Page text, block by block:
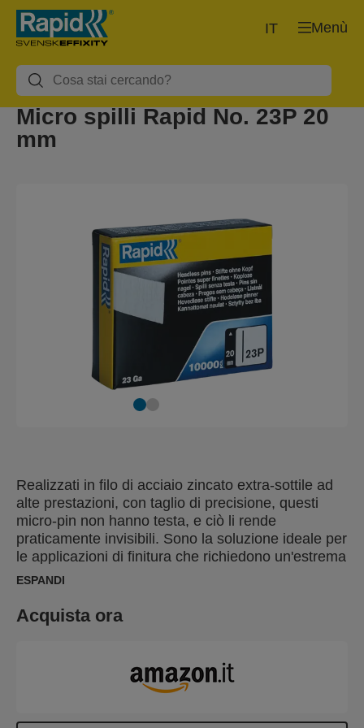
Menù
IT
Micro spilli Rapid No. 23P 20
mm
Realizzati in filo di acciaio zincato extra-sottile ad
alte prestazioni, con taglio di precisione, questi
micro-pin non hanno testa, e ciò li rende
praticamente invisibili. Sono la soluzione ideale per
le applicazioni di finitura che richiedono un'estrema
precisione come modanature sottili, intelaiatura di
elementi sottili e mobili leggeri.
ESPANDI
Acquista ora